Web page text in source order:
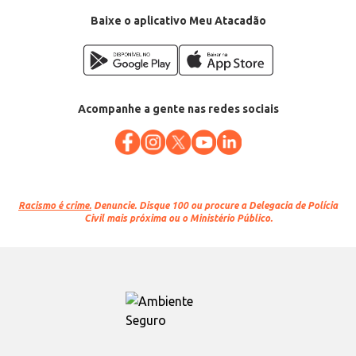
Baixe o aplicativo Meu Atacadão
Acompanhe a gente nas redes sociais
Racismo é crime. Denuncie. Disque 100 ou procure a Delegacia de Polícia
Civil mais próxima ou o Ministério Público.